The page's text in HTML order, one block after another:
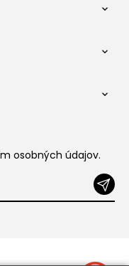



osobných údajov.